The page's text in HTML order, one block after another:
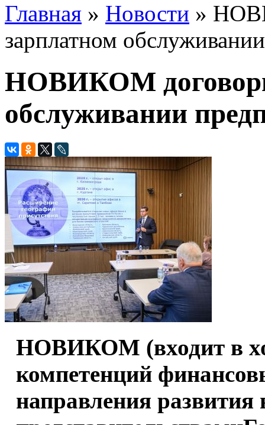
Вы здесь
Главная » Новости »
зарплатном
НОВИКОМ
обслуживании
НОВИКОМ (входит в
компетенций
направления развития